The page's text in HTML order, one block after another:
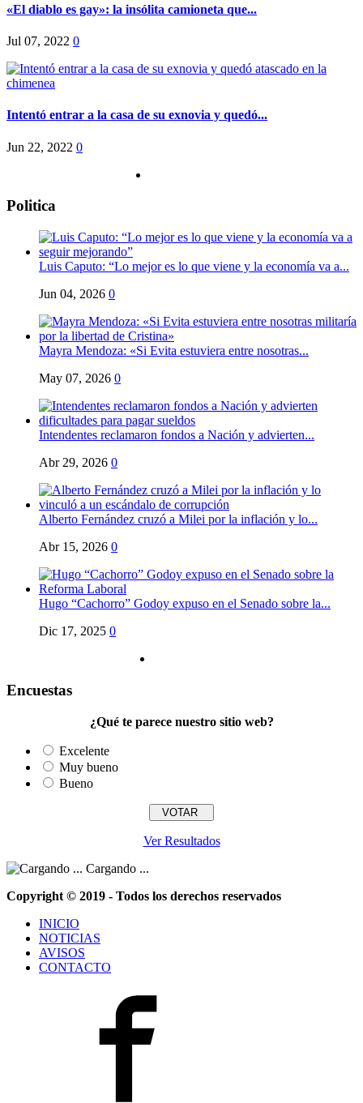
«El diablo es gay»: la insólita camioneta que...
Jul 07, 2022 0
Intentó entrar a la casa de su exnovia y quedó...
Jun 22, 2022 0
Politica
Luis Caputo: “Lo mejor es lo que viene y la economía va a...
Jun 04, 2026 0
Mayra Mendoza: «Si Evita estuviera entre nosotras...
May 07, 2026 0
Intendentes reclamaron fondos a Nación y advierten...
Abr 29, 2026 0
Alberto Fernández cruzó a Milei por la inflación y lo...
Abr 15, 2026 0
Hugo “Cachorro” Godoy expuso en el Senado sobre la...
Dic 17, 2025 0
Encuestas
¿Qué te parece nuestro sitio web?
Excelente
Muy bueno
Bueno
Ver Resultados
Cargando ...
Copyright © 2019 - Todos los derechos reservados
INICIO
NOTICIAS
AVISOS
CONTACTO